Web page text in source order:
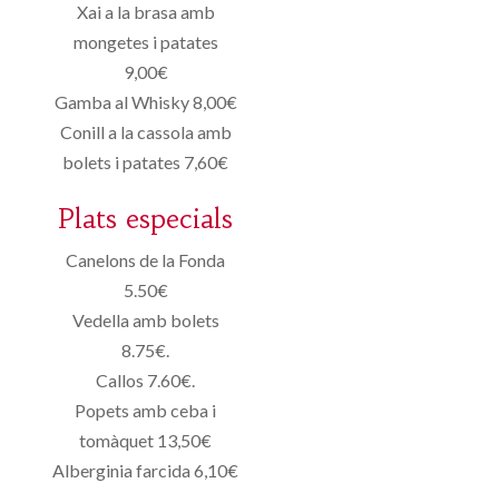
Xai a la brasa amb
mongetes i patates
9,00€
Gamba al Whisky 8,00€
Conill a la cassola amb
bolets i patates 7,60€
Plats especials
Canelons de la Fonda
5.50€
Vedella amb bolets
8.75€.
Callos 7.60€.
Popets amb ceba i
tomàquet 13,50€
Alberginia farcida 6,10€